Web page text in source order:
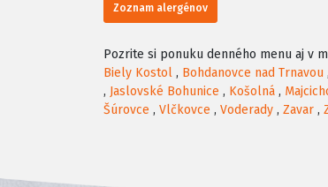
Zoznam alergénov
Pozrite si ponuku denného menu aj v
Biely Kostol , Bohdanovce nad Trnavou ,
, Jaslovské Bohunice , Košolná ,
Šúrovce , Vlčkovce , Voderady , Zavar ,